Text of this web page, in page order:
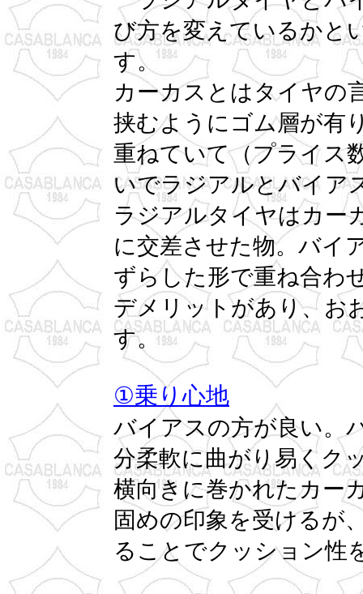
び方を変えているかと
す。
カーカスとはタイヤの
挟むようにゴム層が有
重ねていて（プライス
いでラジアルとバイア
ラジアルタイヤはカー
に交差させた物。バイ
ずらした形で重ね合わ
デメリットがあり、お
す。
①乗り心地
バイアスの方が良い。
分柔軟に曲がり易くク
横向きに巻かれたカー
固めの印象を受けるが
ることでクッション性